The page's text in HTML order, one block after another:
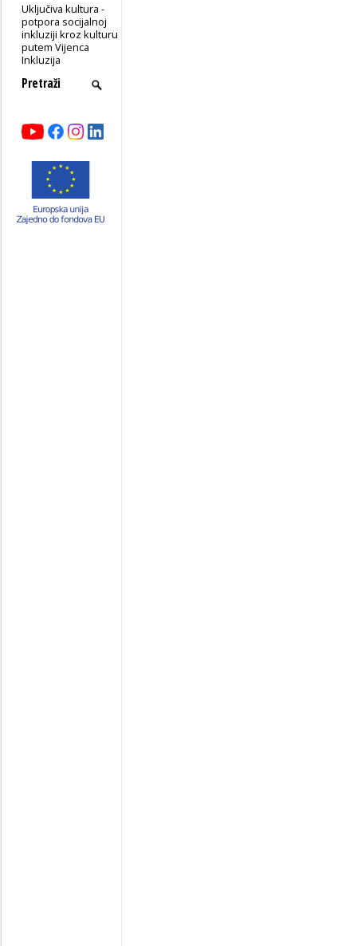
Uključiva kultura -
potpora socijalnoj
inkluziji kroz kulturu
putem Vijenca
Inkluzija